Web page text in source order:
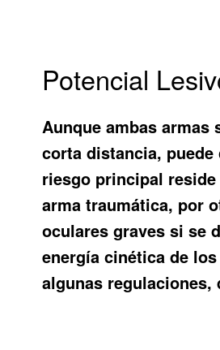
Potencial
Aunque ambas
corta distancia,
riesgo principal
arma traumática, por
oculares graves si se
energía cinética de
algunas